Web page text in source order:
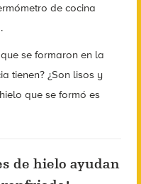
de cocina
se formaron en la
tienen? ¿Son lisos y
que se formó es
de hielo ayudan